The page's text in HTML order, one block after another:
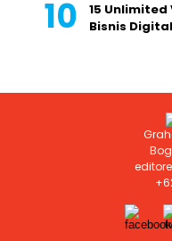
15
Bisnis